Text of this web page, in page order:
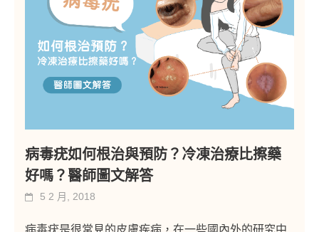
病毒疣如何根治與預防？冷凍治療比擦藥
好嗎？醫師圖文解答
5 2 月, 2018